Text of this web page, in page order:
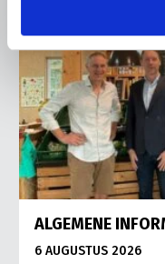
ALGEMENE
6 AUGUSTUS 2026